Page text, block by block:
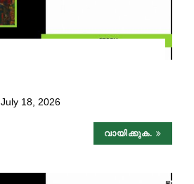
July 18, 2026
വായിക്കുക.